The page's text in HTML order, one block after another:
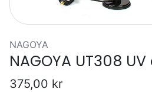
NAGOYA
NAGOYA UT308
375,00 kr